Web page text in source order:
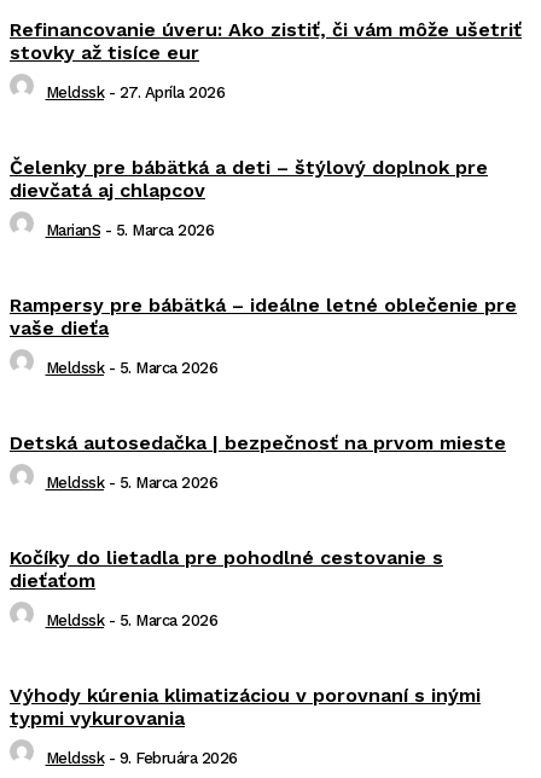
Refinancovanie úveru: Ako zistiť, či vám môže ušetriť
stovky až tisíce eur
Meldssk - 27. Apríla 2026
Čelenky pre bábätká a deti – štýlový doplnok pre
dievčatá aj chlapcov
MarianS - 5. Marca 2026
Rampersy pre bábätká – ideálne letné oblečenie pre
vaše dieťa
Meldssk - 5. Marca 2026
Detská autosedačka | bezpečnosť na prvom mieste
Meldssk - 5. Marca 2026
Kočíky do lietadla pre pohodlné cestovanie s
dieťaťom
Meldssk - 5. Marca 2026
Výhody kúrenia klimatizáciou v porovnaní s inými
typmi vykurovania
Meldssk - 9. Februára 2026